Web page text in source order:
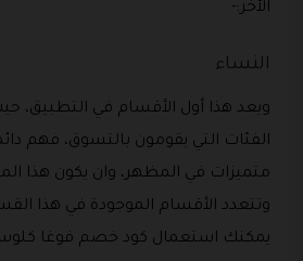
الآخر:-
النساء
ويعد هذا أول الأقسام في التطبيق،
الفئات التي يقومون بالتسوق، فهم
متميزات في المظهر، وان يكون هذا
وتتعدد الأقسام الموجودة في هذا
يمكنك استعمال كود خصم فوغا